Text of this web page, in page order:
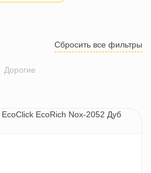
Дорогие
Сбросить все фильтры